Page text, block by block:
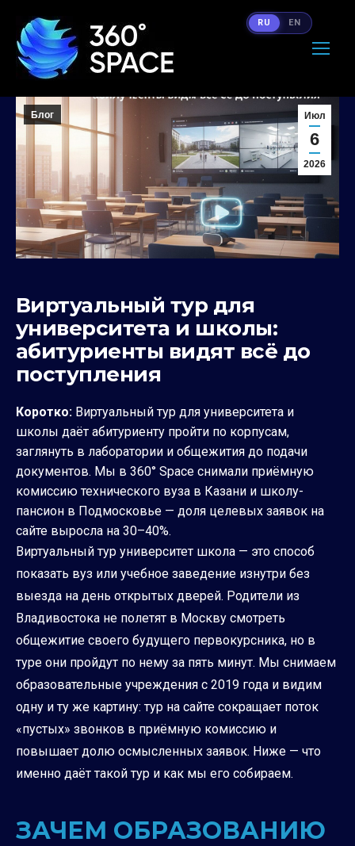
Июл
6
2026
Блог
Виртуальный тур для
университета и школы:
абитуриенты видят всё до
поступления
Коротко: Виртуальный тур для университета и
школы даёт абитуриенту пройти по корпусам,
заглянуть в лаборатории и общежития до подачи
документов. Мы в 360° Space снимали приёмную
комиссию технического вуза в Казани и школу-
пансион в Подмосковье — доля целевых заявок на
сайте выросла на 30–40%.
Виртуальный тур университет школа — это способ
показать вуз или учебное заведение изнутри без
выезда на день открытых дверей. Родители из
Владивостока не полетят в Москву смотреть
общежитие своего будущего первокурсника, но в
туре они пройдут по нему за пять минут. Мы снимаем
образовательные учреждения с 2019 года и видим
одну и ту же картину: тур на сайте сокращает поток
«пустых» звонков в приёмную комиссию и
повышает долю осмысленных заявок. Ниже — что
именно даёт такой тур и как мы его собираем.
ЗАЧЕМ ОБРАЗОВАНИЮ
RU EN